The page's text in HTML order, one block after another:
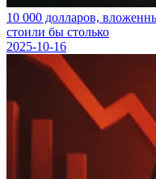
10 000 долларов,
стоили бы столько
2025-10-16